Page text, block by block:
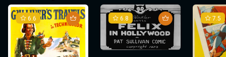
6.6 6.8 7.5